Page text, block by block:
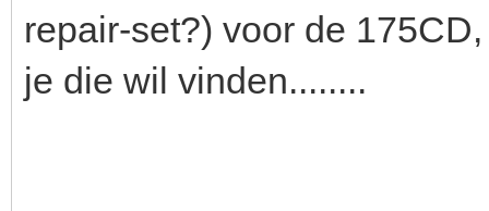
repair-set?) voor de
je die wil vinden........